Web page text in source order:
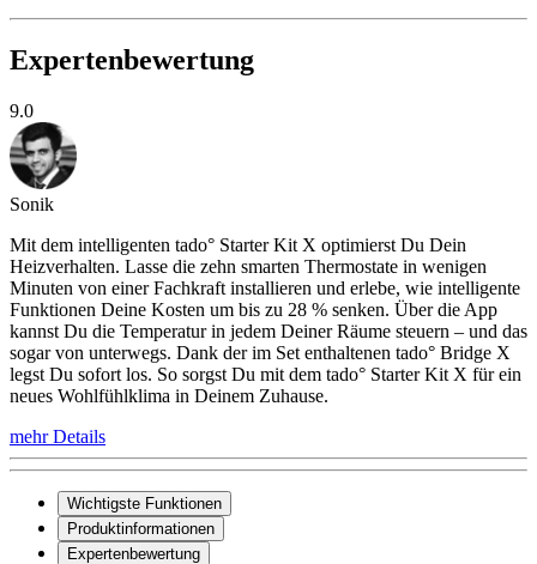
Expertenbewertung
9.0
Sonik
Mit dem intelligenten tado° Starter Kit X optimierst Du Dein
Heizverhalten. Lasse die zehn smarten Thermostate in wenigen
Minuten von einer Fachkraft installieren und erlebe, wie intelligente
Funktionen Deine Kosten um bis zu 28 % senken. Über die App
kannst Du die Temperatur in jedem Deiner Räume steuern – und das
sogar von unterwegs. Dank der im Set enthaltenen tado° Bridge X
legst Du sofort los. So sorgst Du mit dem tado° Starter Kit X für ein
neues Wohlfühlklima in Deinem Zuhause.
mehr Details
Wichtigste Funktionen
Produktinformationen
Expertenbewertung